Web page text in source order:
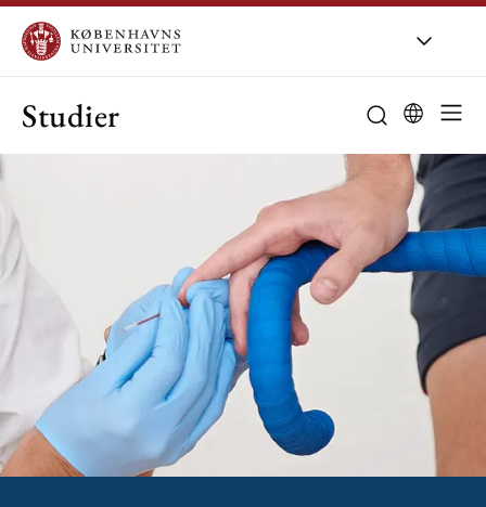
Studier